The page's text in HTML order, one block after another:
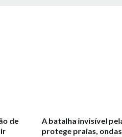
de
A batalha invisível
protege praias,